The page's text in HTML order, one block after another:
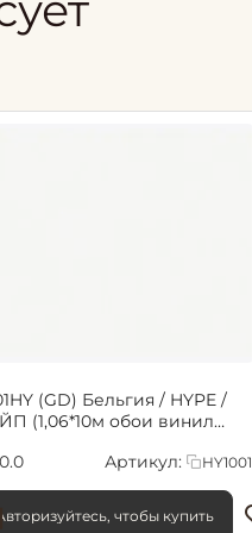
(GD) Бельгия / HYPE /
(1,06*10м обои винил
0.0
Артикул: HY1001
чтобы купить